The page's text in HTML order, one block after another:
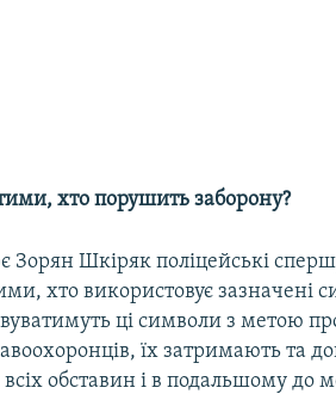
хто порушить заборону?
Зорян Шкіряк поліцейські
хто використовує зазначені
ці символи з метою
їх затримають та
всіх обставин і в подальшому